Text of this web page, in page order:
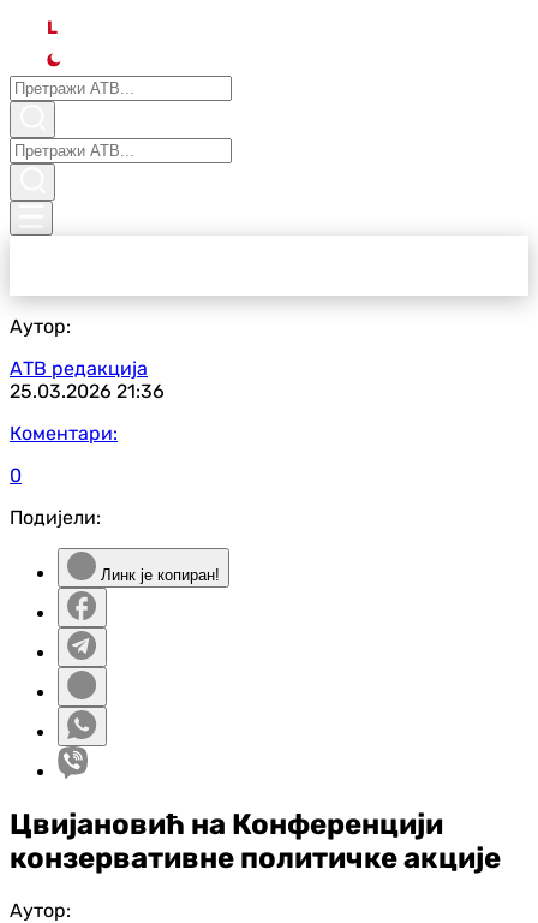
L
Аутор:
АТВ редакција
25.03.2026 21:36
Коментари:
0
Подијели:
Линк је копиран!
Цвијановић на Конференцији
конзервативне политичке акције
Аутор: